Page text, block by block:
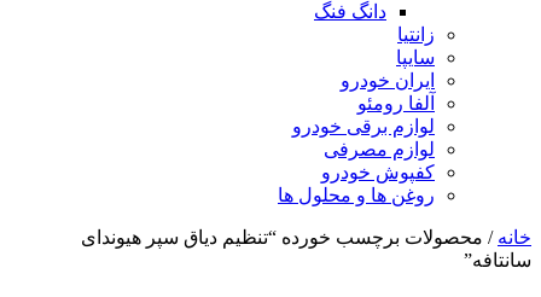
دانگ فنگ
زانتیا
سایپا
ایران خودرو
آلفا رومئو
لوازم برقی خودرو
لوازم مصرفی
کفپوش خودرو
روغن ها و محلول ها
خانه / محصولات برچسب خورده “تنظیم دیاق سپر هیوندای
سانتافه”